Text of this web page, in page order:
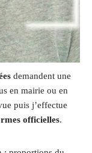
demandent une
en mairie ou en
puis j’effectue
officielles.